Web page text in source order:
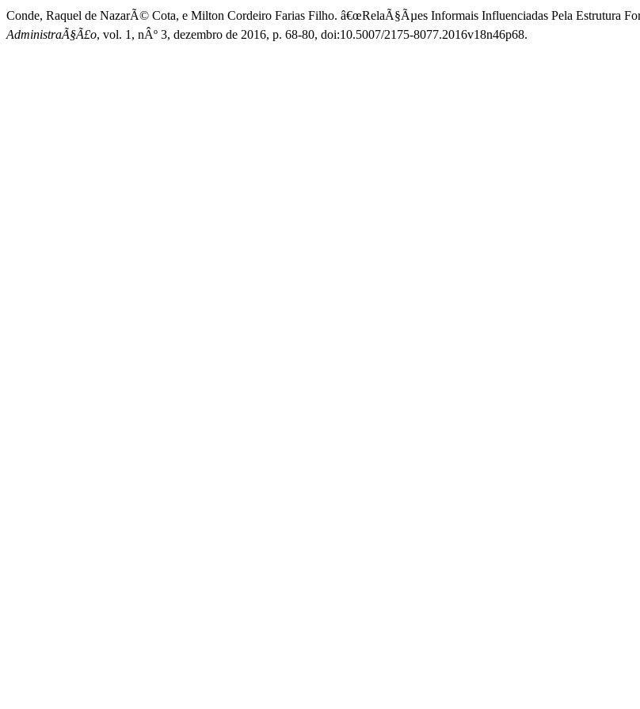
Conde, Raquel de NazarÃ© Cota, e Milton Cordeiro Farias Filho. â€œRelaÃ§Ãµes Informais Influenciadas Pela Estrutura
AdministraÃ§Ã£o, vol. 1, nÂº 3, dezembro de 2016, p. 68-80, doi:10.5007/2175-8077.2016v18n46p68.